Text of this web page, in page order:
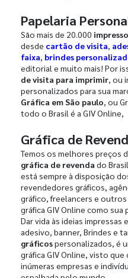
Papelaria
São mais de 20.000
desde cartão de visita,
faixa, brindes
editorial e muito mais! Por
de visita para imprimir, ou
personalizados para sua
Gráfica em São paulo, ou
todo o Brasil é a GIV Online,
Gráfica de
Temos os melhores preços
gráfica de revenda do
está sempre à disposição
revendedores gráficos,
gráfico, freelancers e
gráfica GIV Online como sua
Dar vida às ideias
adesivo, banner, Brindes e
gráficospersonalizados, é
gráfica GIV Online, visto
inúmeras empresas e